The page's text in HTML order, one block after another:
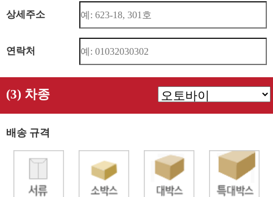
상세주소
연락처
(3) 차종
배송 규격